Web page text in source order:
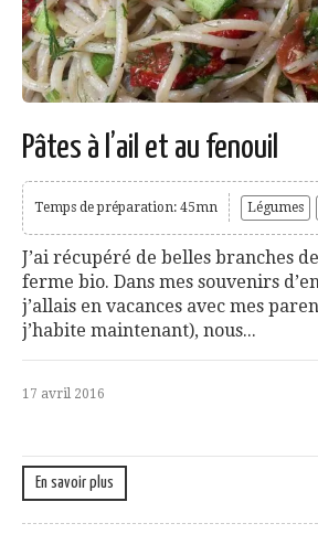
Pâtes à l’ail et au fenouil
Temps de préparation: 45mn Légumes
J’ai récupéré de belles branches
ferme bio. Dans mes souvenirs
j’allais en vacances avec mes
j’habite maintenant), nous...
17 avril 2016
En savoir plus